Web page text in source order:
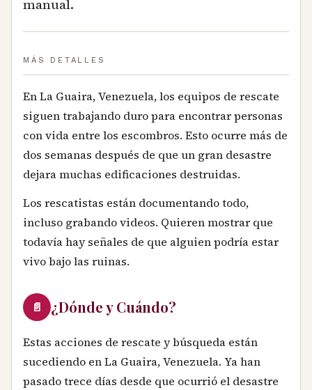
manual.
MÁS DETALLES
En La Guaira, Venezuela, los equipos de rescate
siguen trabajando duro para encontrar personas
con vida entre los escombros. Esto ocurre más de
dos semanas después de que un gran desastre
dejara muchas edificaciones destruidas.
Los rescatistas están documentando todo,
incluso grabando videos. Quieren mostrar que
todavía hay señales de que alguien podría estar
vivo bajo las ruinas.
📄 ¿Dónde y Cuándo?
Estas acciones de rescate y búsqueda están
sucediendo en La Guaira, Venezuela. Ya han
pasado trece días desde que ocurrió el desastre